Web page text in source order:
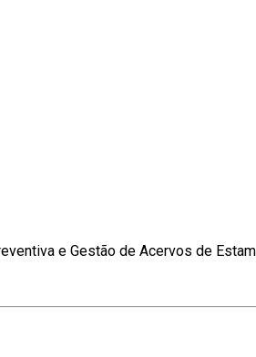
e Gestão de Acervos de